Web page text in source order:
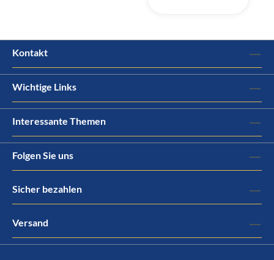
Kontakt
Wichtige Links
Interessante Themen
Folgen Sie uns
Sicher bezahlen
Versand